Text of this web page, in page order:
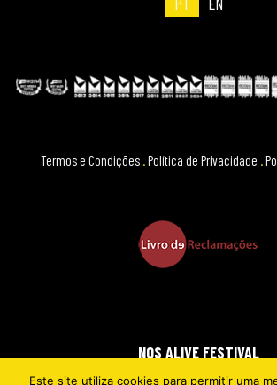
Termos e Condições Política de Privacidade
NOS ALIVE FESTIVAL
Este site utiliza cookies para permitir uma